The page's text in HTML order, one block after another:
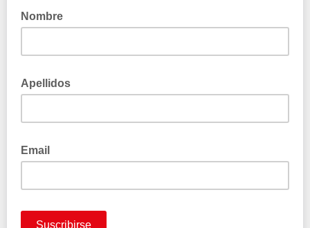
Nombre
Apellidos
Email